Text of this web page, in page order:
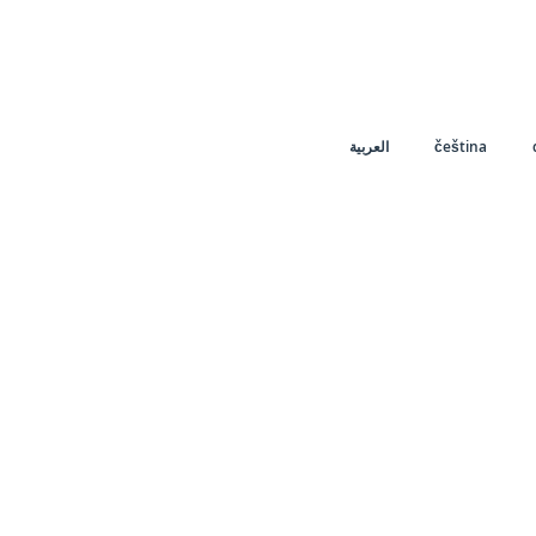
العربية čeština